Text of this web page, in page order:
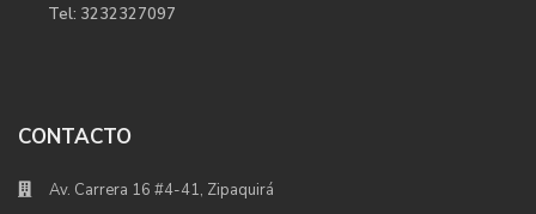
Tel: 3232327097
CONTACTO
Av. Carrera 16 #4-41, Zipaquirá